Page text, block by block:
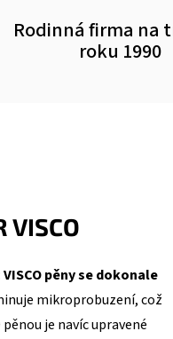
Rodinná firma na
roku 1990
VISCO
pěny se dokonale
mikroprobuzení, což
je navíc upravené